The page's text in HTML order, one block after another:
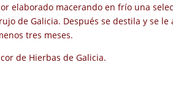
elaborado macerando en frío una
de Galicia. Después se destila y se le
tres meses.
de Hierbas de Galicia.